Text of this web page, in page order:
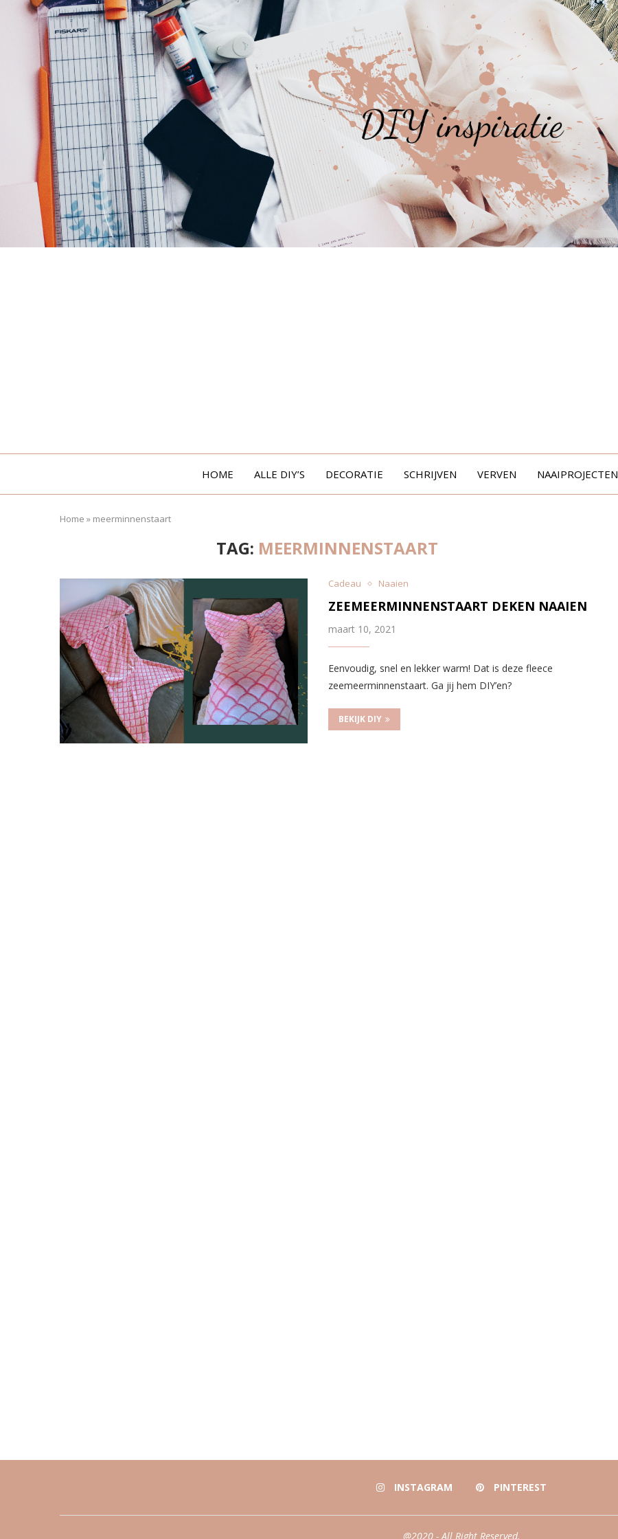
HOME ALLE DIY’S DECORATIE SCHRIJVEN VERVEN NAAIPROJECTEN
Home » meerminnenstaart
TAG: MEERMINNENSTAART
Cadeau Naaien
ZEEMEERMINNENSTAART DEKEN NAAIEN
maart 10, 2021
Eenvoudig, snel en lekker warm! Dat is deze fleece
zeemeerminnenstaart. Ga jij hem DIY’en?
BEKIJK DIY
INSTAGRAM PINTEREST
@2020 - All Right Reserved.